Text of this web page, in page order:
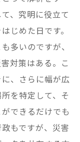
、究明に役立て
じめた日です。
多いのですが、
対策はある。こ
、さらに幅が広
を特定して、そ
できるだけでも
もですが、災害